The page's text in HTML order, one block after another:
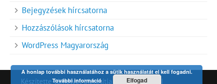
Bejegyzések hírcsatorna
Hozzászólások hírcsatorna
WordPress Magyarország
Készítette-tárhelyet biztosítja HDR technet |
A honlap további használatához a sütik használatát el kell fogadni.
További információ
Elfogad